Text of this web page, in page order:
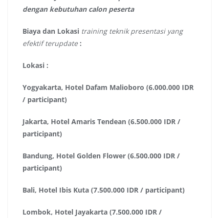
dengan kebutuhan calon peserta
Biaya dan Lokasi training teknik presentasi yang
efektif terupdate :
Lokasi :
Yogyakarta, Hotel Dafam Malioboro (6.000.000 IDR
/ participant)
Jakarta, Hotel Amaris Tendean (6.500.000 IDR /
participant)
Bandung, Hotel Golden Flower (6.500.000 IDR /
participant)
Bali, Hotel Ibis Kuta (7.500.000 IDR / participant)
Lombok, Hotel Jayakarta (7.500.000 IDR /